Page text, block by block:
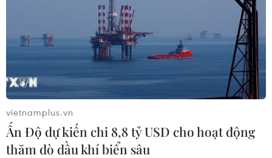
vietnamplus.vn
Ấn Độ dự kiến chi 8,8 tỷ USD cho hoạt động
thăm dò dầu khí biển sâu